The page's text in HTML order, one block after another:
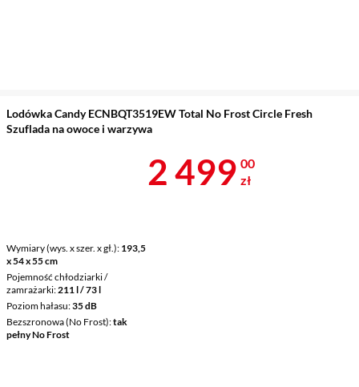
Lodówka Candy ECNBQT3519EW Total No Frost Circle Fresh
Szuflada na owoce i warzywa
Wymiary (wys. x szer. x gł.) 193,5
x 54 x 55 cm
Pojemność chłodziarki /
zamrażarki 211 l / 73 l
Poziom hałasu 35 dB
Bezszronowa (No Frost) tak
pełny No Frost
Cena 2 499 zł
2 499 00
zł